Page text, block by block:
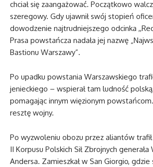
chciał się zaangażować. Początkowo
szeregowy. Gdy ujawnił swój stopień
dowodzenie najtrudniejszego odcinka
Prasa powstańcza nadała jej nazwę
Bastionu Warszawy”.
Po upadku powstania Warszawskiego
jenieckiego – wspierał tam ludność
pomagając innym więzionym
resztę wojny.
Po wyzwoleniu obozu przez aliantów
II Korpusu Polskich Sił Zbrojnych generała
Andersa. Zamieszkał w San Giorgio, gdzie